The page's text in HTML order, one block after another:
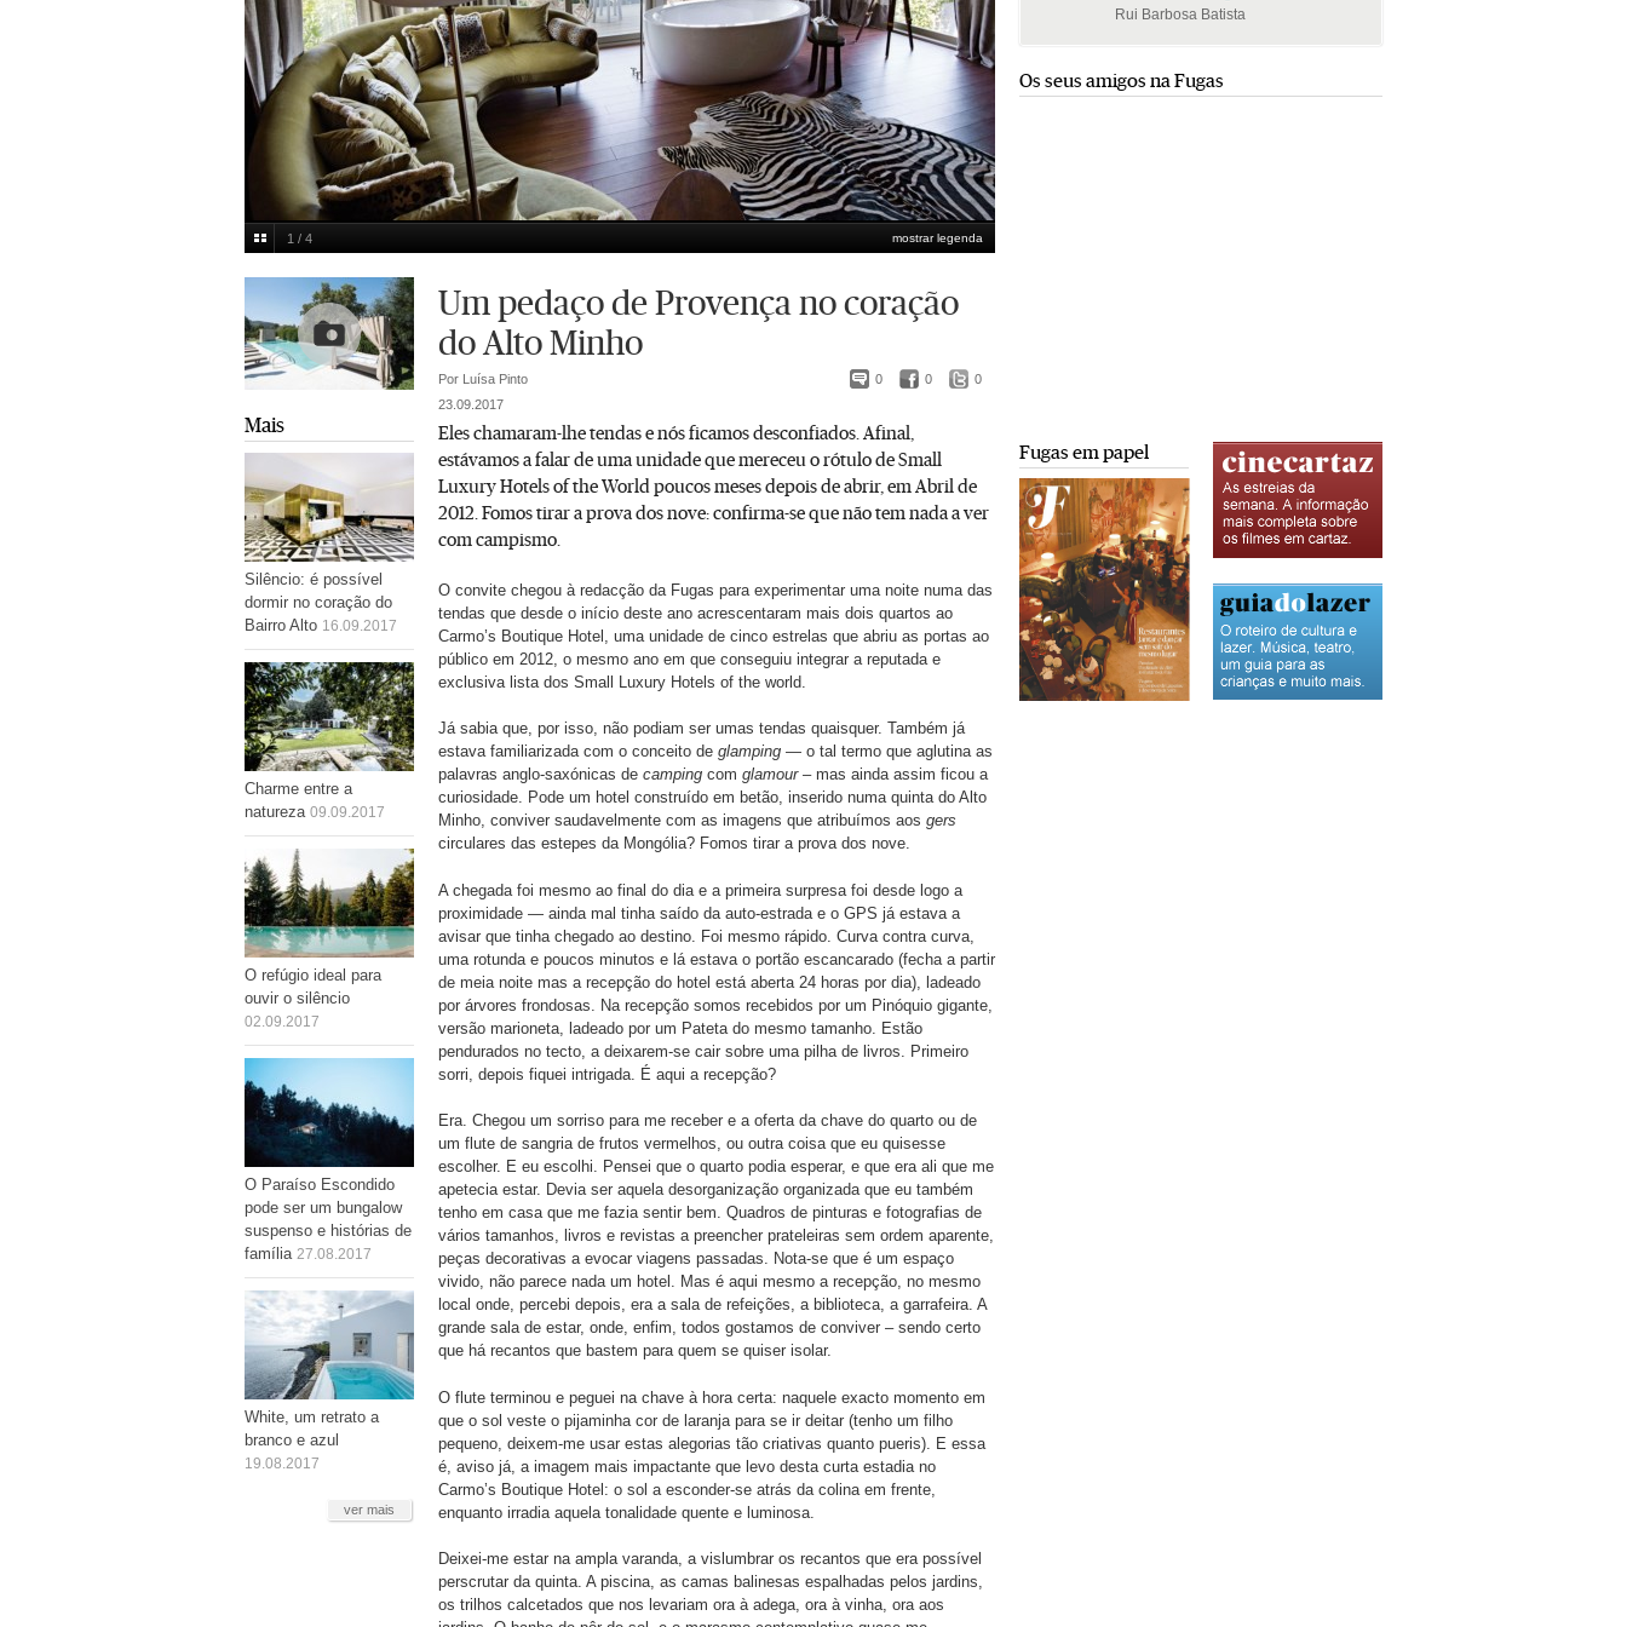
Nelson Garrido
mostrar legenda
1 / 4
Multimedia
Mais
Silêncio: é possível
dormir no coração do
Bairro Alto 16.09.2017
Charme entre a
natureza 09.09.2017
O refúgio ideal para
ouvir o silêncio
02.09.2017
O Paraíso Escondido
pode ser um bungalow
suspenso e histórias de
família 27.08.2017
White, um retrato a
branco e azul
19.08.2017
ver mais
Um pedaço de Provença no coração
do Alto Minho
0 0 0
Por Luísa Pinto
23.09.2017
Eles chamaram-lhe tendas e nós ficamos desconfiados. Afinal,
estávamos a falar de uma unidade que mereceu o rótulo de Small
Luxury Hotels of the World poucos meses depois de abrir, em Abril de
2012. Fomos tirar a prova dos nove: confirma-se que não tem nada a ver
com campismo.
O convite chegou à redacção da Fugas para experimentar uma noite numa das
tendas que desde o início deste ano acrescentaram mais dois quartos ao
Carmo’s Boutique Hotel, uma unidade de cinco estrelas que abriu as portas ao
público em 2012, o mesmo ano em que conseguiu integrar a reputada e
exclusiva lista dos Small Luxury Hotels of the world.
Já sabia que, por isso, não podiam ser umas tendas quaisquer. Também já
estava familiarizada com o conceito de glamping — o tal termo que aglutina as
palavras anglo-saxónicas de camping com glamour– mas ainda assim ficou a
curiosidade. Pode um hotel construído em betão, inserido numa quinta do Alto
Minho, conviver saudavelmente com as imagens que atribuímos aos gers
circulares das estepes da Mongólia? Fomos tirar a prova dos nove.
A chegada foi mesmo ao final do dia e a primeira surpresa foi desde logo a
proximidade — ainda mal tinha saído da auto-estrada e o GPS já estava a
avisar que tinha chegado ao destino. Foi mesmo rápido. Curva contra curva,
uma rotunda e poucos minutos e lá estava o portão escancarado (fecha a partir
de meia noite mas a recepção do hotel está aberta 24 horas por dia), ladeado
por árvores frondosas. Na recepção somos recebidos por um Pinóquio gigante,
versão marioneta, ladeado por um Pateta do mesmo tamanho. Estão
pendurados no tecto, a deixarem-se cair sobre uma pilha de livros. Primeiro
sorri, depois fiquei intrigada. É aqui a recepção?
Era. Chegou um sorriso para me receber e a oferta da chave do quarto ou de
um flute de sangria de frutos vermelhos, ou outra coisa que eu quisesse
escolher. E eu escolhi. Pensei que o quarto podia esperar, e que era ali que me
apetecia estar. Devia ser aquela desorganização organizada que eu também
tenho em casa que me fazia sentir bem. Quadros de pinturas e fotografias de
vários tamanhos, livros e revistas a preencher prateleiras sem ordem aparente,
peças decorativas a evocar viagens passadas. Nota-se que é um espaço
vivido, não parece nada um hotel. Mas é aqui mesmo a recepção, no mesmo
local onde, percebi depois, era a sala de refeições, a biblioteca, a garrafeira. A
grande sala de estar, onde, enfim, todos gostamos de conviver – sendo certo
que há recantos que bastem para quem se quiser isolar.
O flute terminou e peguei na chave à hora certa: naquele exacto momento em
que o sol veste o pijaminha cor de laranja para se ir deitar (tenho um filho
pequeno, deixem-me usar estas alegorias tão criativas quanto pueris). E essa
é, aviso já, a imagem mais impactante que levo desta curta estadia no
Carmo’s Boutique Hotel: o sol a esconder-se atrás da colina em frente,
enquanto irradia aquela tonalidade quente e luminosa.
Deixei-me estar na ampla varanda, a vislumbrar os recantos que era possível
perscrutar da quinta. A piscina, as camas balinesas espalhadas pelos jardins,
os trilhos calcetados que nos levariam ora à adega, ora à vinha, ora aos
Rui Barbosa Batista
Os seus amigos na Fugas
Fugas em papel